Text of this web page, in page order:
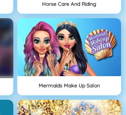
Horse Care And Riding
Mermaids Make Up Salon